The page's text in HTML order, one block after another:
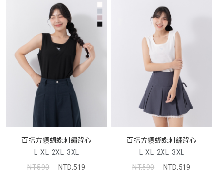
百搭方領蝴蝶刺繡背心
L XL 2XL 3XL
NT.590
NTD.519
百搭方領蝴蝶刺繡背心
L XL 2XL 3XL
NT.590
NTD.519